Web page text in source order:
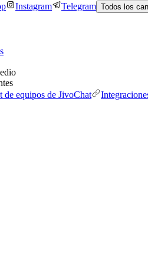
Instagram Telegram Todos los
de equipos de JivoChat